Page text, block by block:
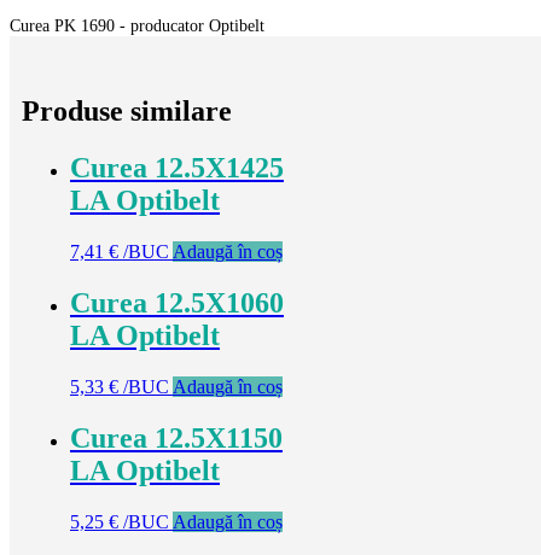
Curea PK 1690 - producator Optibelt
Produse similare
Curea 12.5X1425
LA Optibelt
7,41 € /BUC Adaugă în coș
Curea 12.5X1060
LA Optibelt
5,33 € /BUC Adaugă în coș
Curea 12.5X1150
LA Optibelt
5,25 € /BUC Adaugă în coș